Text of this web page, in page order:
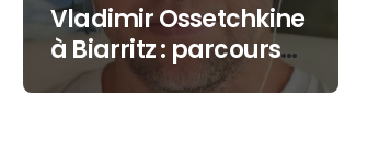
Vladimir Ossetchkine
à Biarritz : parcours
d’un dissident sous